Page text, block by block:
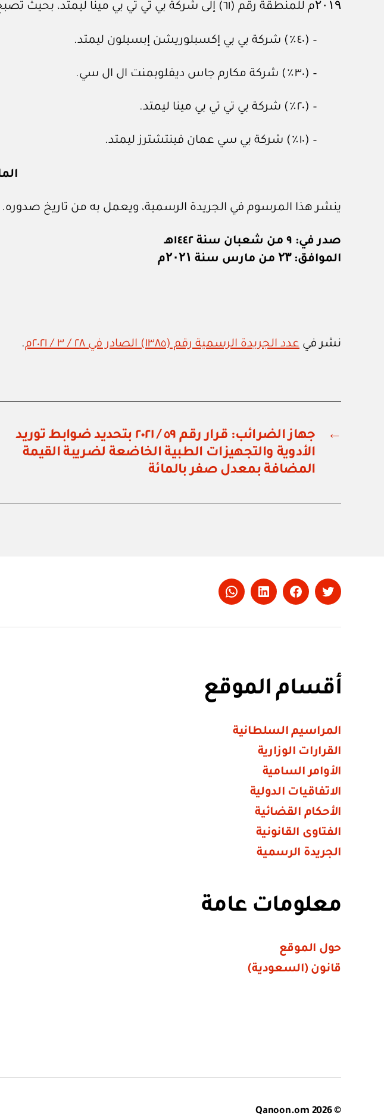
۲۰۱۹م للمنطقة رقم (٦١) إلى شركة بي تي تي بي مينا ليمتد، بحيث تصبح الحصص النهائية لأطراف الاتفاقية على النحو الآتي:
– (٤٠٪) شركة بي بي إكسبلوريشن إبسيلون ليمتد.
– (٣٠٪) شركة مكارم جاس ديفلوبمنت ال ال سي.
– (٢٠٪) شركة بي تي تي بي مينا ليمتد.
– (١٠٪) شركة بي سي عمان فينتشترز ليمتد.
ينشر هذا المرسوم في الجريدة الرسمية، ويعمل به من تاريخ صدوره.
صدر في: ٩ من شعبان سنة ١٤٤٢هـ
الموافق: ۲۳ من مارس سنة ۲۰۲۱م
نشر في عدد الجريدة الرسمية رقم (١٣٨٥) الصادر في ٢٨ / ٣ / ٢٠٢١م .
←
جهاز الضرائب: قرار رقم ٥٩ / ٢٠٢١ بتحديد ضوابط توريد
الأدوية والتجهيزات الطبية الخاضعة لضريبة القيمة
المضافة بمعدل صفر بالمائة
Twitter
Facebook
LinkedIn
Whatsapp
أقسام الموقع
المراسيم السلطانية
القرارات الوزارية
الأوامر السامية
الاتفاقيات الدولية
الأحكام القضائية
الفتاوى القانونية
الجريدة الرسمية
معلومات عامة
حول الموقع
قانون (السعودية)
© 2026
Qanoon.om